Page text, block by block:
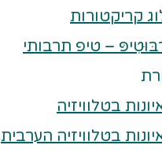
קריקטורות
– טיפ תרבותי
בטלוויזיה
בטלוויזיה הערבית